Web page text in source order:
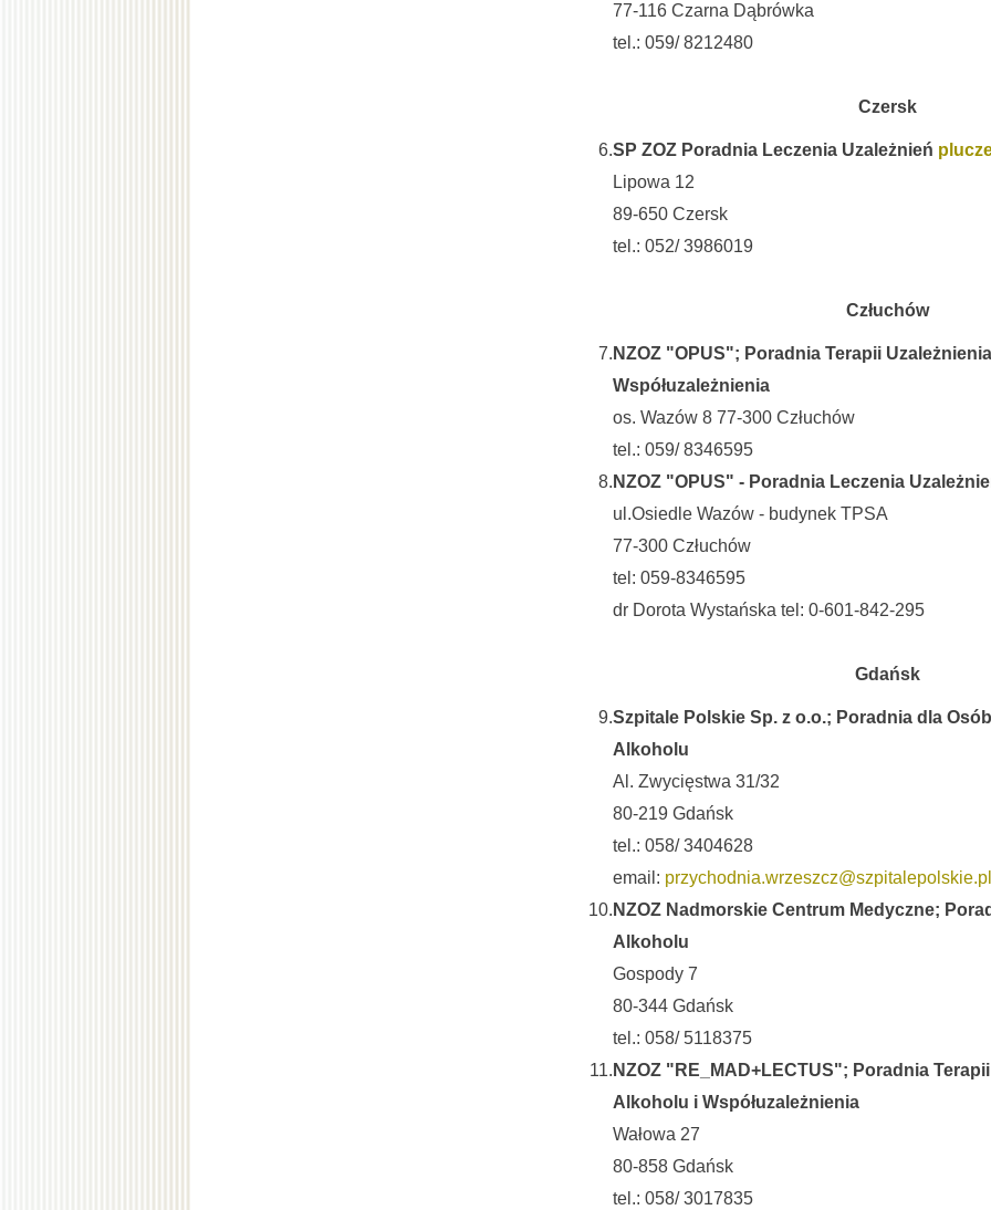
77-116 Czarna Dąbrówka
tel.: 059/ 8212480
Czersk
6.SP ZOZ Poradnia Leczenia Uzależnień
Lipowa 12
89-650 Czersk
tel.: 052/ 3986019
Człuchów
7. NZOZ "OPUS"; Poradnia Terapii
Współuzależnienia
os. Wazów 8 77-300 Człuchów
tel.: 059/ 8346595
8. NZOZ "OPUS" - Poradnia Leczenia
ul.Osiedle Wazów - budynek TPSA
77-300 Człuchów
tel: 059-8346595
dr Dorota Wystańska tel: 0-601-842-295
Gdańsk
9.Szpitale Polskie Sp. z o.o.; Poradnia dla
Alkoholu
Al. Zwycięstwa 31/32
80-219 Gdańsk
tel.: 058/ 3404628
email: przychodnia.wrzeszcz@szpitalepolskie.pl
10. NZOZ Nadmorskie Centrum Medyczne;
Alkoholu
Gospody 7
80-344 Gdańsk
tel.: 058/ 5118375
11. NZOZ "RE_MAD+LECTUS"; Poradnia
Alkoholu i Współuzależnienia
Wałowa 27
80-858 Gdańsk
tel.: 058/ 3017835